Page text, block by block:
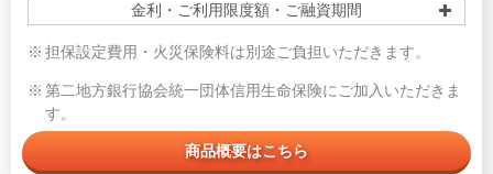
金利・ご利用限度額・ご融資期間
担保設定費用・火災保険料は別途ご負担いただきます。
第二地方銀行協会統一団体信用生命保険にご加入いただきま
す。
商品概要はこちら